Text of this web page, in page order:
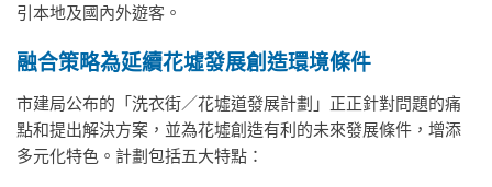
引本地及國內外遊客。
融合策略為延續花墟發展創造環境條件
市建局公布的「洗衣街／花墟道發展計劃」正正針對問題的痛
點和提出解決方案，並為花墟創造有利的未來發展條件，增添
多元化特色。計劃包括五大特點：